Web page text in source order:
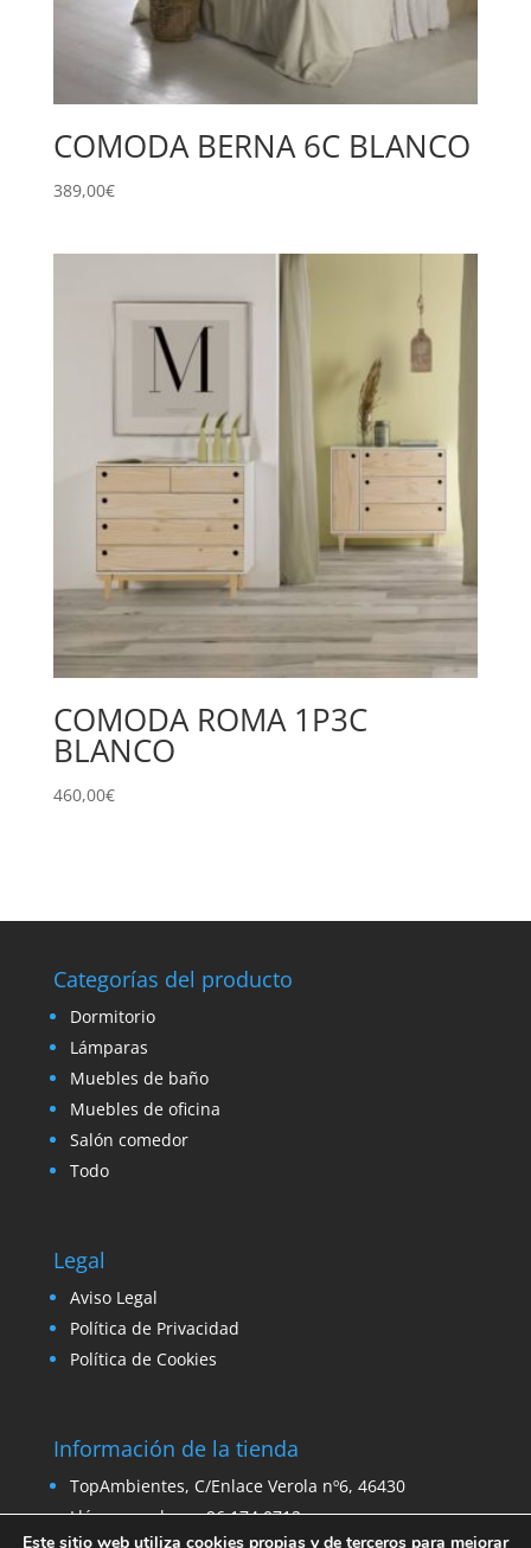
COMODA BERNA 6C BLANCO
389,00€
COMODA ROMA 1P3C
BLANCO
460,00€
Categorías del producto
Dormitorio
Lámparas
Muebles de baño
Muebles de oficina
Salón comedor
Todo
Legal
Aviso Legal
Política de Privacidad
Política de Cookies
Información de la tienda
TopAmbientes, C/Enlace Verola nº6, 46430
Llámanos ahora: 96 174 0712
Este sitio web utiliza cookies propias y de terceros para mejorar